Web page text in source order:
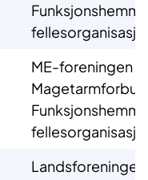
ME-foreningen